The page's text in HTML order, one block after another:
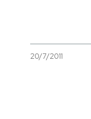
20/7/2011